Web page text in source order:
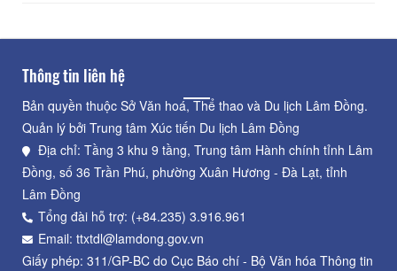
Thông tin liên hệ
Bản quyền thuộc Sở Văn hoá, Thể thao và Du lịch Lâm Đồng.
Quản lý bởi Trung tâm Xúc tiến Du lịch Lâm Đồng
Địa chỉ: Tầng 3 khu 9 tầng, Trung tâm Hành chính tỉnh Lâm
Đồng, số 36 Trần Phú, phường Xuân Hương - Đà Lạt, tỉnh
Lâm Đồng
Tổng đài hỗ trợ: (+84.235) 3.916.961
Email: ttxtdl@lamdong.gov.vn
Giấy phép: 311/GP-BC do Cục Báo chí - Bộ Văn hóa Thông tin